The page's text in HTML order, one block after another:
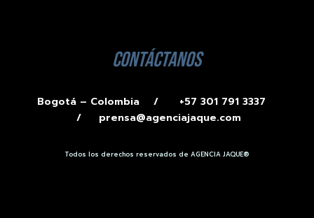
contáctanos
Bogotá – Colombia /
+57 301 791 3337
/ prensa@agenciajaque.com
Todos los derechos reservados de AGENCIA JAQUE®